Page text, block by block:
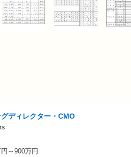
ディレクター・CMO
～900万円